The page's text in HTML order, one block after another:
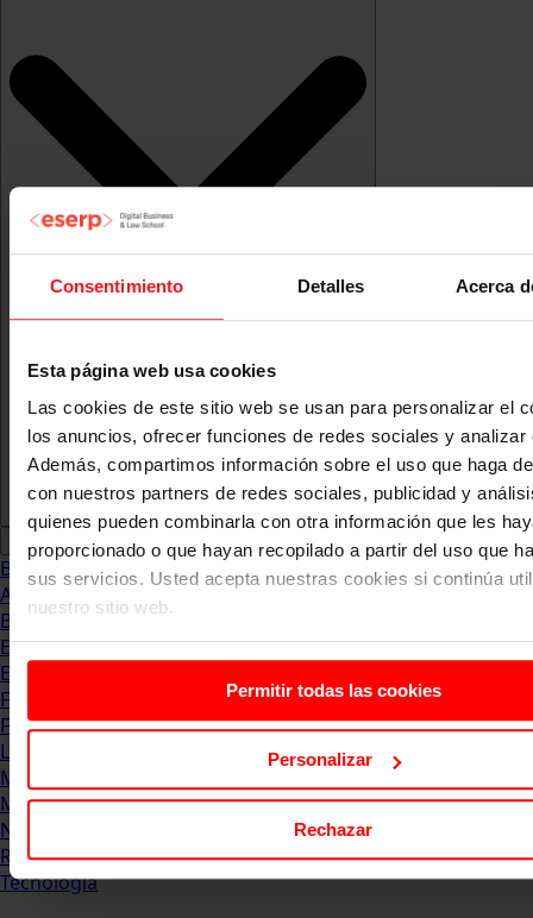
Consentimiento Detalles Acerca
Esta página web usa cookies
Las cookies de este sitio web se usan para personalizar el
los anuncios, ofrecer funciones de redes sociales y analizar
Además, compartimos información sobre el uso que haga
con nuestros partners de redes sociales, publicidad y
quienes pueden combinarla con otra información que les
proporcionado o que hayan recopilado a partir del uso que
sus servicios. Usted acepta nuestras cookies si continúa
nuestro sitio web.
Permitir todas las cookies
Personalizar
Rechazar
Blog
Abogacia
Business
Empleo & Emprendimiento
Empresas
Finanzas
Formación & Estudios
Luxury
Management
Marketing & Comunicación
Negocios
Recursos Humanos
Tecnología